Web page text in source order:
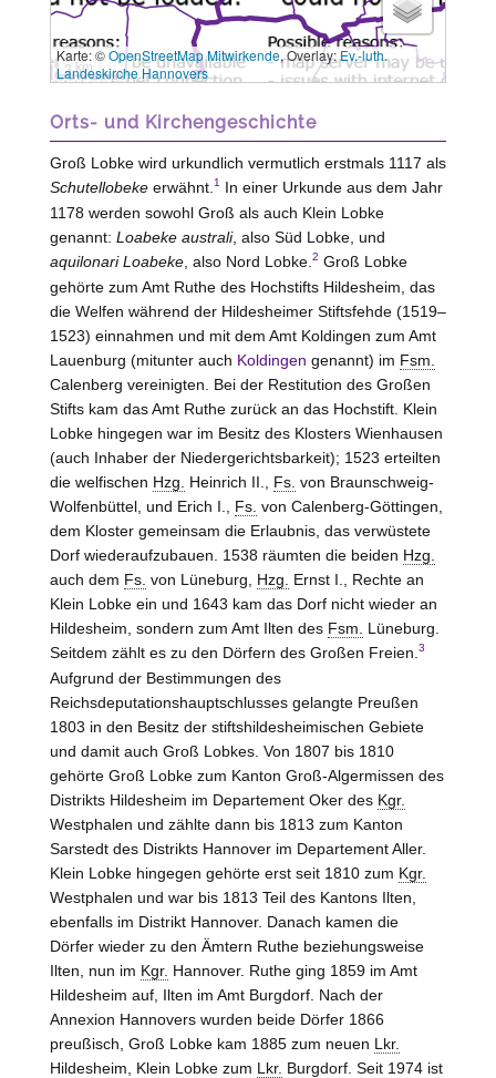
3 km
Karte: ©OpenStreetMap Mitwirkende, Overlay:Ev.-luth.
Landeskirche Hannovers
Orts- und Kirchengeschichte
Groß Lobke wird urkundlich vermutlich erstmals 1117 als
Schutellobekeerwähnt. 1
In einer Urkunde aus dem Jahr
1178 werden sowohl Groß als auch Klein Lobke
genannt: Loabeke australi, also Süd Lobke, und
aquilonari Loabeke, also Nord Lobke. 2 Groß Lobke
gehörte zum Amt Ruthedes Hochstifts Hildesheim, das
die Welfen während der Hildesheimer Stiftsfehde (1519–
1523) einnahmen und mit dem Amt Koldingen zum Amt
Lauenburg (mitunter auch Koldingen genannt) im Fsm.
Calenberg vereinigten. Bei der Restitution des Großen
Stifts kam das Amt Ruthezurück an das Hochstift. Klein
Lobke hingegen war im Besitz des Klosters Wienhausen
(auch Inhaber der Niedergerichtsbarkeit); 1523 erteilten
die welfischen Hzg. Heinrich II., Fs. von Braunschweig-
Wolfenbüttel, und Erich I., Fs. von Calenberg-Göttingen,
dem Kloster gemeinsam die Erlaubnis, das verwüstete
Dorf wiederaufzubauen. 1538 räumten die beiden Hzg.
auch dem Fs. von Lüneburg, Hzg.
Ernst I., Rechte an
Klein Lobke ein und 1643 kam das Dorf nicht wieder an
Hildesheim, sondern zum Amt Ilten des Fsm.
Lüneburg.
Seitdem zählt es zu den Dörfern des Großen Freien. 3
Aufgrund der Bestimmungen des
Reichsdeputationshauptschlusses gelangte Preußen
1803 in den Besitz der stiftshildesheimischen Gebiete
und damit auch Groß Lobkes. Von 1807 bis 1810
gehörte Groß Lobke zum Kanton Groß-Algermissen des
Distrikts Hildesheim im Departement Oker des Kgr.
Westphalen und zählte dann bis 1813 zum Kanton
Sarstedtdes Distrikts Hannoverim Departement Aller.
Klein Lobke hingegen gehörte erst seit 1810 zum Kgr.
Westphalen und war bis 1813 Teil des Kantons Ilten
ebenfalls im Distrikt Hannover. Danach kamen die
Dörfer wieder zu den Ämtern Ruthebeziehungsweise
Ilten , nun im Kgr. Hannover. Rutheging 1859 im Amt
Hildesheim auf, Ilten im Amt Burgdorf. Nach der
Annexion Hannovers wurden beide Dörfer 1866
preußisch, Groß Lobke kam 1885 zum neuen Lkr.
Hildesheim, Klein Lobke zum Lkr. Burgdorf. Seit 1974 ist